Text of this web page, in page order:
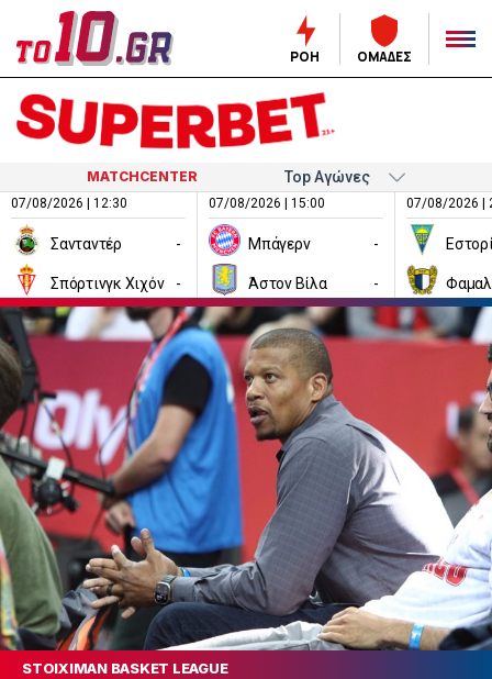
ΡΟΗ ΟΜΑΔΕΣ
MATCHCENTER
07/08/2026 | 12:30
Σανταντέρ -
Σπόρτινγκ Χιχόν -
07/08/2026 | 15:00
Μπάγερν -
Άστον Βίλα -
07/08/2026 |
STOIXIMAN BASKET LEAGUE